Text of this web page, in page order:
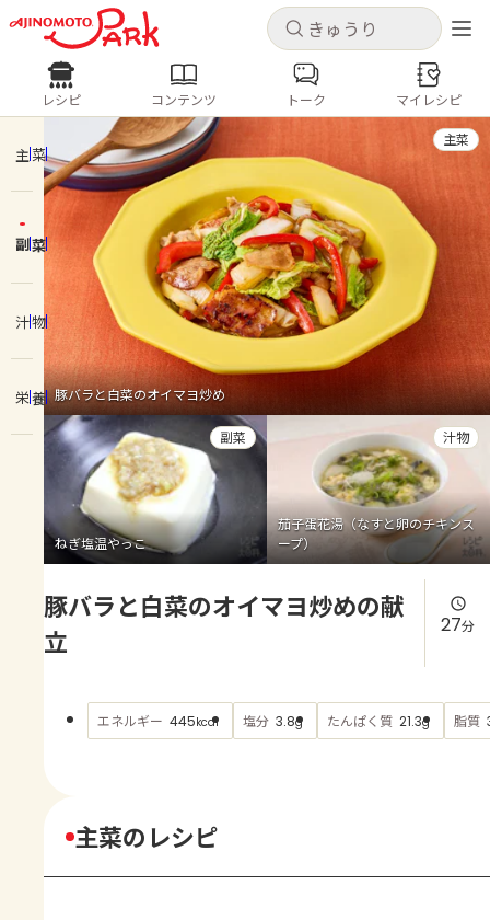
キャンセル
ログインするとレシピを保存できます
ログイン 新規登録
ホーム
コンテンツ
レシピ
トーク
よくあるお問い合わせ
お買い物
AJINOMOTO PARK とは
キャンセル
レシピ コンテンツ
人気の食材・レシピ
きゅうり なす トマト
とうもろこし
ピーマン
みょうが ゴーヤ
レシピ コンテンツ トーク マイレシピ
主菜
副菜
汁物
栄養 豚バラと白菜のオイマヨ炒め
主菜
ねぎ塩温やっこ
副菜
茄子蛋花湯（なすと卵のチキンス
ープ）
汁物
豚バラと白菜のオイマヨ炒めの献
立
27分
エネルギー 445kcal 塩分 3.8g たんぱく質 21.3g 脂質
主菜のレシピ